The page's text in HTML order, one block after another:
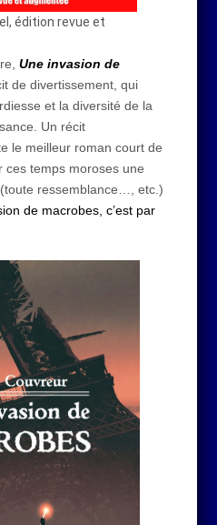
édition revue et
Une invasion de
de divertissement, qui
et la diversité de la
Un récit
le meilleur roman court de
ces temps moroses une
ressemblance…, etc.)
de macrobes, c’est par